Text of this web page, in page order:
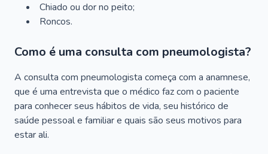
Chiado ou dor no peito;
Roncos.
Como é uma consulta com pneumologista?
A consulta com pneumologista começa com a anamnese,
que é uma entrevista que o médico faz com o paciente
para conhecer seus hábitos de vida, seu histórico de
saúde pessoal e familiar e quais são seus motivos para
estar ali.